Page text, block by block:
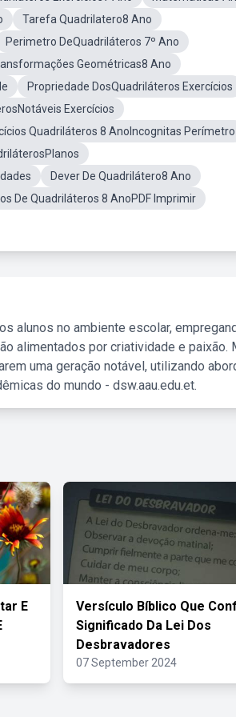
Tarefa Quadrilatero8 Ano
Perimetro DeQuadriláteros 7º Ano
Geométricas8 Ano
Propriedade DosQuadriláteros Exercícios
Exercícios
Quadriláteros 8 AnoIncognitas Perímetro
Dever De Quadrilátero8 Ano
De Quadriláteros 8 AnoPDF Imprimir
alunos no ambiente escolar,
alimentados por criatividade e paixão.
uma geração notável, utilizando
do mundo - dsw.aau.edu.et.
E
Versículo Bíblico Que
Significado Da Lei Dos
Desbravadores
07 September 2024